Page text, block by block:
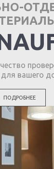
вашего
ПОДРОБНЕЕ